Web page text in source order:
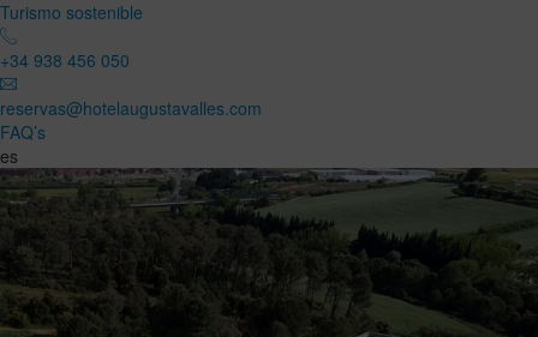
Turismo sostenible
+34 938 456 050
reservas@hotelaugustavalles.com
FAQ’s
es